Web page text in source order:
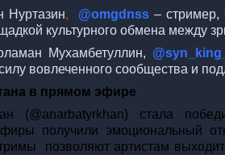
Нуртазин, @omgdnss – стример,
культурного обмена между
Мухамбетуллин, @
вовлеченного сообщества и
в прямом эфире
(@anarbatyrkhan) стала
получили эмоциональный
позволяют артистам